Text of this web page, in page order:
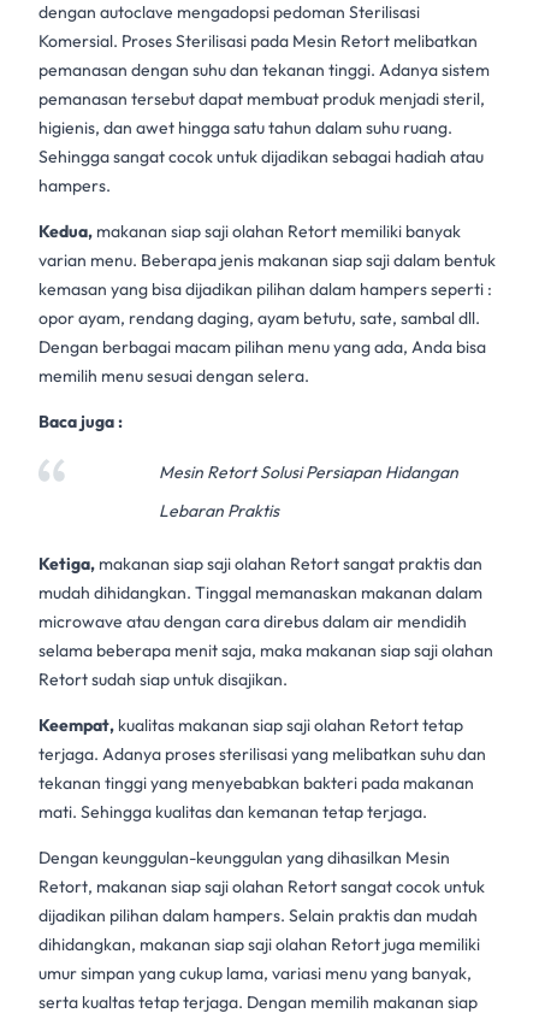
dengan autoclave mengadopsi pedoman Sterilisasi
Komersial. Proses Sterilisasi pada Mesin Retort melibatkan
pemanasan dengan suhu dan tekanan tinggi. Adanya sistem
pemanasan tersebut dapat membuat produk menjadi steril,
higienis, dan awet hingga satu tahun dalam suhu ruang.
Sehingga sangat cocok untuk dijadikan sebagai hadiah atau
hampers.
Kedua, makanan siap saji olahan Retort memiliki banyak
varian menu. Beberapa jenis makanan siap saji dalam bentuk
kemasan yang bisa dijadikan pilihan dalam hampers seperti :
opor ayam, rendang daging, ayam betutu, sate, sambal dll.
Dengan berbagai macam pilihan menu yang ada, Anda bisa
memilih menu sesuai dengan selera.
Baca juga :
Mesin Retort Solusi Persiapan Hidangan
Lebaran Praktis
Ketiga, makanan siap saji olahan Retortsangat praktis dan
mudah dihidangkan. Tinggal memanaskan makanan dalam
microwave atau dengan cara direbus dalam air mendidih
selama beberapa menit saja, maka makanan siap saji olahan
Retort sudah siap untuk disajikan.
Keempat, kualitas makanan siap saji olahan Retorttetap
terjaga. Adanya proses sterilisasi yang melibatkan suhu dan
tekanan tinggi yang menyebabkan bakteri pada makanan
mati. Sehingga kualitas dan kemanan tetap terjaga.
Dengan keunggulan-keunggulan yang dihasilkan Mesin
Retort, makanan siap saji olahan Retort sangat cocok untuk
dijadikan pilihan dalam hampers. Selain praktis dan mudah
dihidangkan, makanan siap saji olahan Retort juga memiliki
umur simpan yang cukup lama, variasi menu yang banyak,
serta kualtas tetap terjaga. Dengan memilih makanan siap